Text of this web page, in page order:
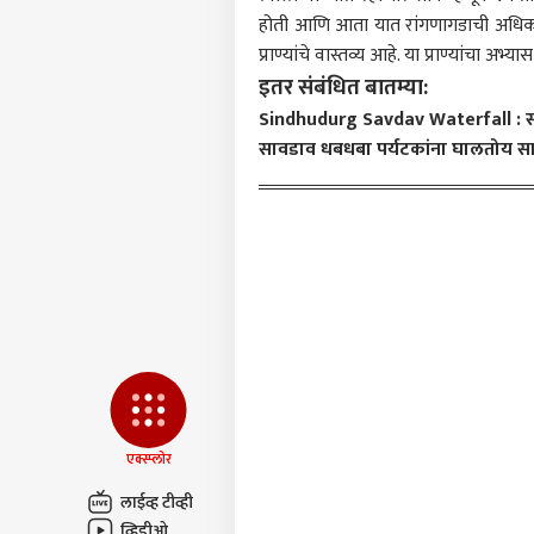
एक्स्प्लोर
लाईव्ह टीव्ही
होती आणि आता यात रांगणागडाची
प्राण्यांचे वास्तव्य आहे. या प्राण्यांचा
इतर संबंधित बातम्या:
Sindhudurg Savdav Waterfall :
सावडाव धबधबा पर्यटकांना घालतोय
आमच्यासोबत जाहिरात करा
प्रायव्हसी पॉलिसी
संपर्क साधा
करिअर
फीडबॅक
आमच्याबद्दल
एआय